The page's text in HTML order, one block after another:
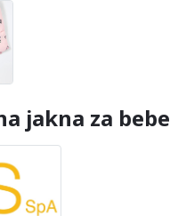
jakna za bebe